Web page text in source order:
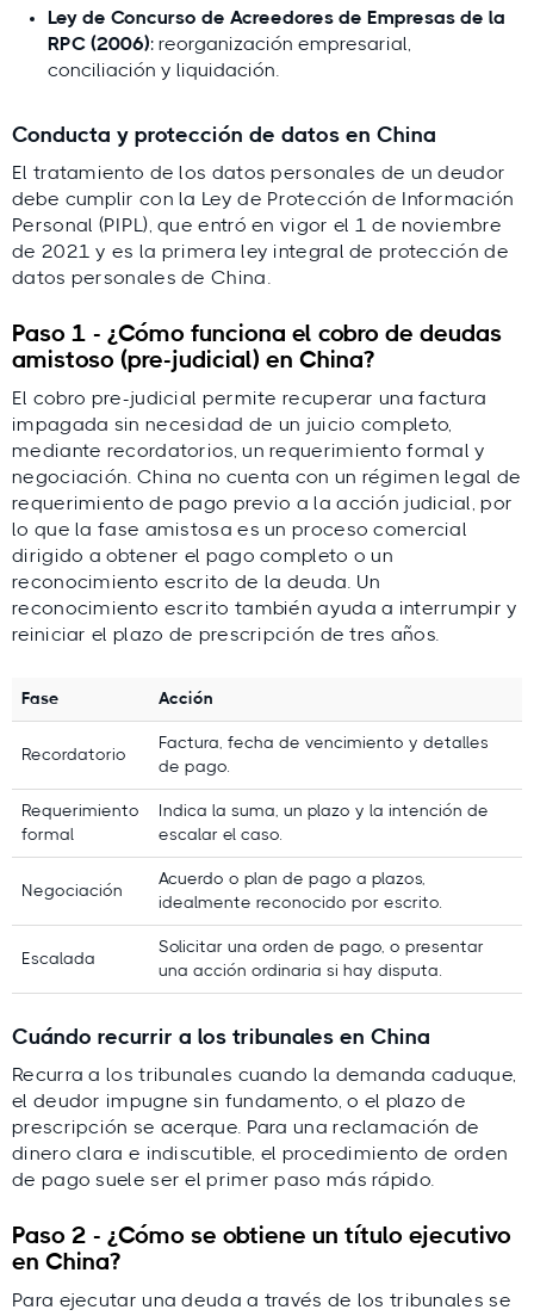
Ley de Concurso de Acreedores de Empresas de la
RPC (2006): reorganización empresarial,
conciliación y liquidación.
Conducta y protección de datos en China
El tratamiento de los datos personales de un deudor
debe cumplir con la Ley de Protección de Información
Personal (PIPL), que entró en vigor el 1 de noviembre
de 2021 y es la primera ley integral de protección de
datos personales de China.
Paso 1 - ¿Cómo funciona el cobro de deudas
amistoso (pre-judicial) en China?
El cobro pre-judicial permite recuperar una factura
impagada sin necesidad de un juicio completo,
mediante recordatorios, un requerimiento formal y
negociación. China no cuenta con un régimen legal de
requerimiento de pago previo a la acción judicial, por
lo que la fase amistosa es un proceso comercial
dirigido a obtener el pago completo o un
reconocimiento escrito de la deuda. Un
reconocimiento escrito también ayuda a interrumpir y
reiniciar el plazo de prescripción de tres años.
Fase Acción
Recordatorio
Factura, fecha de vencimiento y detalles
de pago.
Requerimiento
formal
Indica la suma, un plazo y la intención de
escalar el caso.
Negociación
Acuerdo o plan de pago a plazos,
idealmente reconocido por escrito.
Escalada
Solicitar una orden de pago, o presentar
una acción ordinaria si hay disputa.
Cuándo recurrir a los tribunales en China
Recurra a los tribunales cuando la demanda caduque,
el deudor impugne sin fundamento, o el plazo de
prescripción se acerque. Para una reclamación de
dinero clara e indiscutible, el procedimiento de orden
de pago suele ser el primer paso más rápido.
Paso 2 - ¿Cómo se obtiene un título ejecutivo
en China?
Para ejecutar una deuda a través de los tribunales se